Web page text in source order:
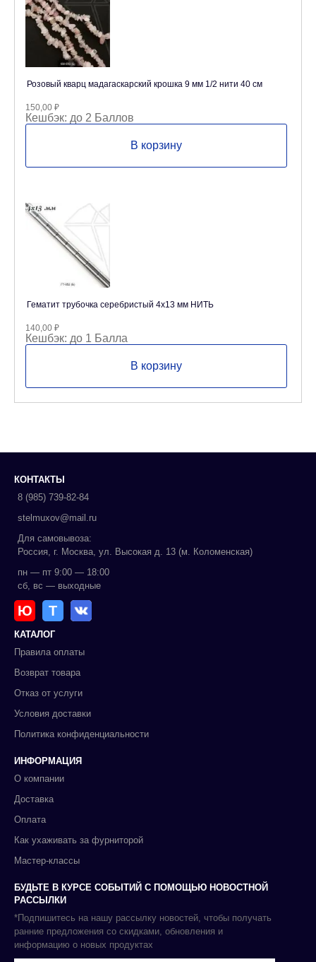
Розовый кварц мадагаскарский крошка 9 мм 1/2 нити 40 см
150,00 ₽
Кешбэк: до 2 Баллов
В корзину
Гематит трубочка серебристый 4х13 мм НИТЬ
140,00 ₽
Кешбэк: до 1 Балла
В корзину
КОНТАКТЫ
8 (985) 739-82-84
stelmuxov@mail.ru
Для самовывоза:
Россия, г. Москва, ул. Высокая д. 13 (м. Коломенская)
пн — пт 9:00 — 18:00
сб, вс — выходные
Ю Т
КАТАЛОГ
Правила оплаты
Возврат товара
Отказ от услуги
Условия доставки
Политика конфиденциальности
ИНФОРМАЦИЯ
О компании
Доставка
Оплата
Как ухаживать за фурниторой
Мастер-классы
БУДЬТЕ В КУРСЕ СОБЫТИЙ С ПОМОЩЬЮ НОВОСТНОЙ
РАССЫЛКИ
*Подпишитесь на нашу рассылку новостей, чтобы получать
ранние предложения со скидками, обновления и
информацию о новых продуктах